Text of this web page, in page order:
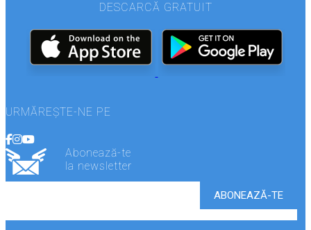
DESCARCĂ GRATUIT
URMĂREȘTE-NE PE
Abonează-te
la newsletter